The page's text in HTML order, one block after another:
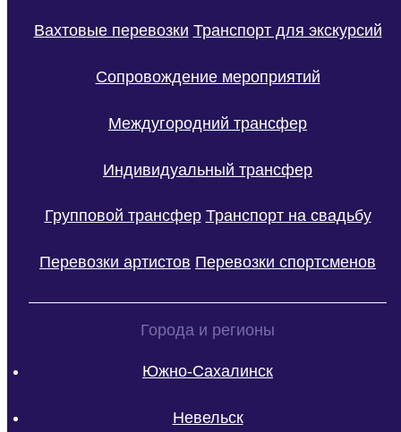
Вахтовые перевозки Транспорт для экскурсий
Сопровождение мероприятий
Междугородний трансфер
Индивидуальный трансфер
Групповой трансфер Транспорт на свадьбу
Перевозки артистов Перевозки спортсменов
Города и регионы
Южно-Сахалинск
Невельск